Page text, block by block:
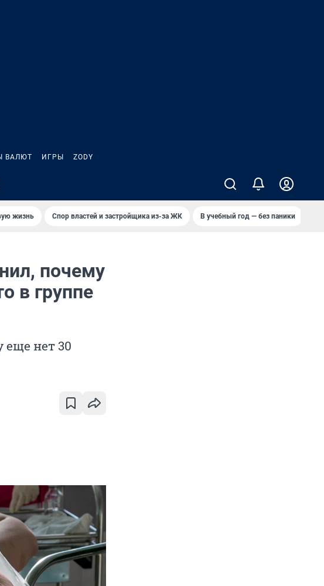
ВАЛЮТ ИГРЫ ZODY
жизнь Спор властей и застройщика из-за ЖК В учебный год — без паники
почему
в группе
еще нет 30